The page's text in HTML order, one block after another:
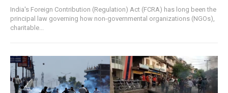
India's Foreign Contribution (Regulation) Act (FCRA) has long been the
principal law governing how non-governmental organizations (NGOs),
charitable...